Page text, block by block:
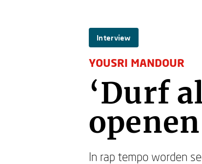
Interview
YOUSRI MANDOUR
‘Durf
In rap tempo worden